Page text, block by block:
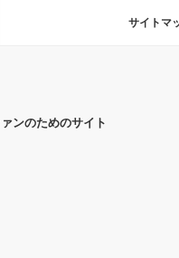
サイトマ
ンのためのサイト